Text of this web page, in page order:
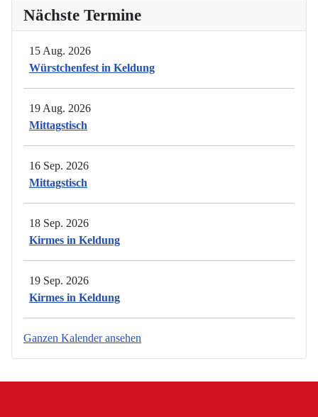
Nächste Termine
15 Aug. 2026
Würstchenfest in Keldung
19 Aug. 2026
Mittagstisch
16 Sep. 2026
Mittagstisch
18 Sep. 2026
Kirmes in Keldung
19 Sep. 2026
Kirmes in Keldung
Ganzen Kalender ansehen